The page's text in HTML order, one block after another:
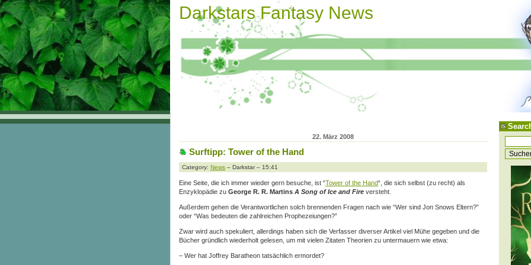
Darkstars Fantasy News
22. März 2008
Surftipp: Tower of the Hand
Category: News – Darkstar – 15:41
Eine Seite, die ich immer wieder gern besuche, ist “Tower of the Hand“, die sich selbst (zu recht) als
Enzyklopädie zu George R. R. Martins A Song of Ice and Fire versteht.
Außerdem gehen die Verantwortlichen solch brennenden Fragen nach wie “Wer sind Jon Snows Eltern?”
oder “Was bedeuten die zahlreichen Prophezeiungen?”
Zwar wird auch spekuliert, allerdings haben sich die Verfasser diverser Artikel viel Mühe gegeben und die
Bücher gründlich wiederholt gelesen, um mit vielen Zitaten Theorien zu untermauern wie etwa:
– Wer hat Joffrey Baratheon tatsächlich ermordet?